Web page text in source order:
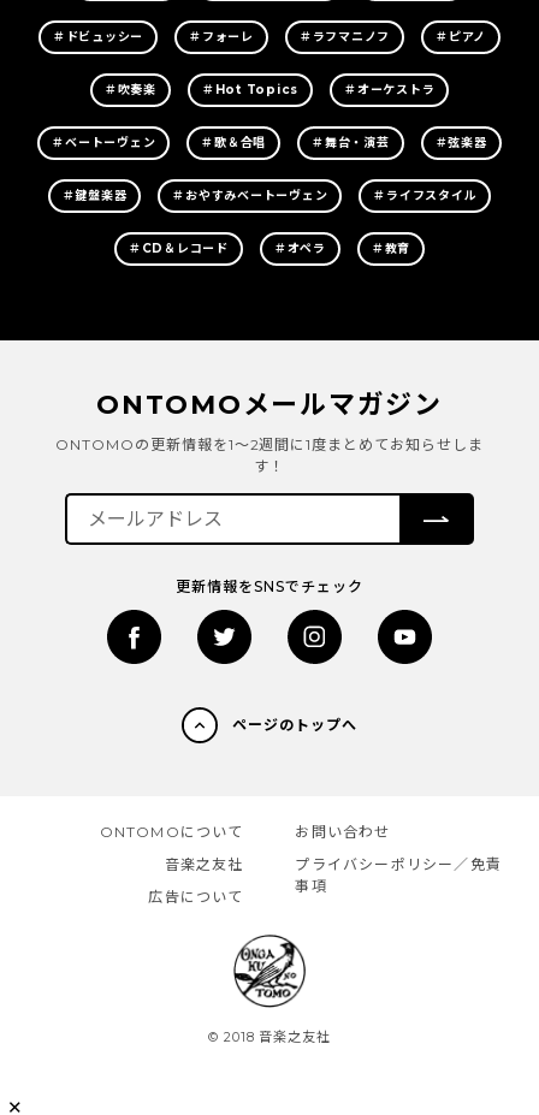
＃ドビュッシー ＃フォーレ ＃ラフマニノフ ＃ピアノ
＃吹奏楽 ＃Hot Topics ＃オーケストラ
＃ベートーヴェン ＃歌＆合唱 ＃舞台・演芸 ＃弦楽器
＃鍵盤楽器 ＃おやすみベートーヴェン ＃ライフスタイル
＃CD＆レコード ＃オペラ ＃教育
ONTOMOメールマガジン
ONTOMOの更新情報を1～2週間に1度まとめてお知らせしま
す！
更新情報をSNSでチェック
ページのトップへ
✕
ONTOMOについて
音楽之友社
広告について
お問い合わせ
プライバシーポリシー／免責
事項
© 2018 音楽之友社